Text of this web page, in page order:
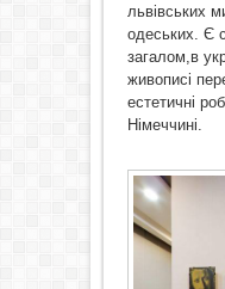
львівських
одеських. Є
загалом,в
живописі
естетичні
Німеччині.